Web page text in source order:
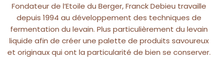
Fondateur de l’Etoile du Berger, Franck Debieu travaille
depuis 1994 au développement des techniques de
fermentation du levain. Plus particulièrement du levain
liquide afin de créer une palette de produits savoureux
et originaux qui ont la particularité de bien se conserver.